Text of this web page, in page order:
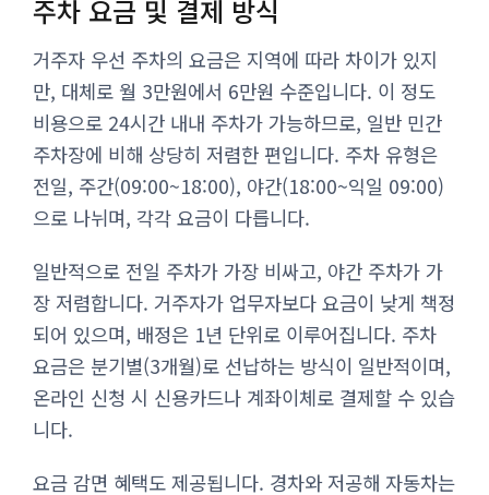
주차 요금 및 결제 방식
거주자 우선 주차의 요금은 지역에 따라 차이가 있지
만, 대체로 월 3만원에서 6만원 수준입니다. 이 정도
비용으로 24시간 내내 주차가 가능하므로, 일반 민간
주차장에 비해 상당히 저렴한 편입니다. 주차 유형은
전일, 주간(09:00~18:00), 야간(18:00~익일 09:00)
으로 나뉘며, 각각 요금이 다릅니다.
일반적으로 전일 주차가 가장 비싸고, 야간 주차가 가
장 저렴합니다. 거주자가 업무자보다 요금이 낮게 책정
되어 있으며, 배정은 1년 단위로 이루어집니다. 주차
요금은 분기별(3개월)로 선납하는 방식이 일반적이며,
온라인 신청 시 신용카드나 계좌이체로 결제할 수 있습
니다.
요금 감면 혜택도 제공됩니다. 경차와 저공해 자동차는